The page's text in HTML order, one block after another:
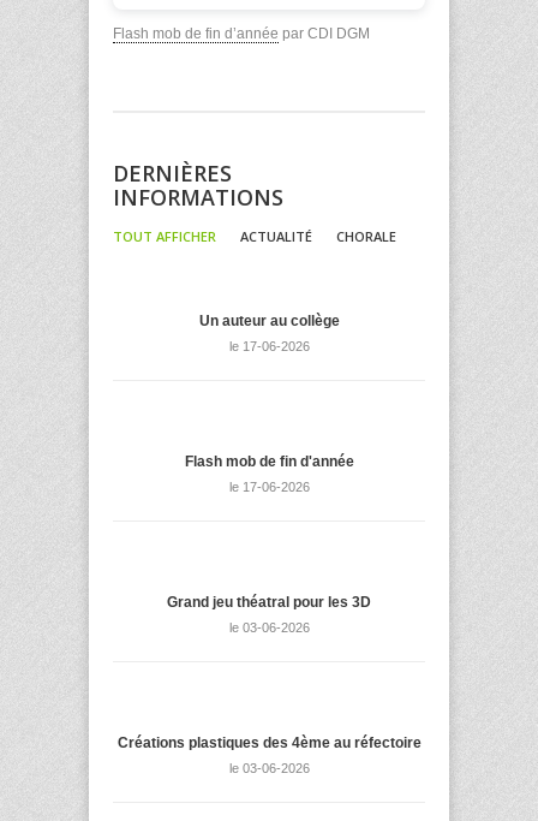
Flash mob de fin d’année par CDI DGM
DERNIÈRES
INFORMATIONS
TOUT AFFICHER ACTUALITÉ CHORALE
Un auteur au collège
le 17-06-2026
Flash mob de fin d'année
le 17-06-2026
Grand jeu théatral pour les 3D
le 03-06-2026
Créations plastiques des 4ème au réfectoire
le 03-06-2026